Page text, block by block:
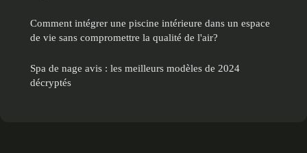
Comment intégrer une piscine intérieure dans un espace
de vie sans compromettre la qualité de l'air?
Spa de nage avis : les meilleurs modèles de 2024
décryptés